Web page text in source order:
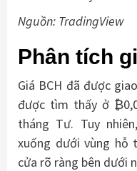
Nguồn: TradingView
Phân tích
Giá BCH đã được
được tìm thấy ở
tháng Tư. Tuy
xuống dưới vùng hỗ
cửa rõ ràng bên dưới